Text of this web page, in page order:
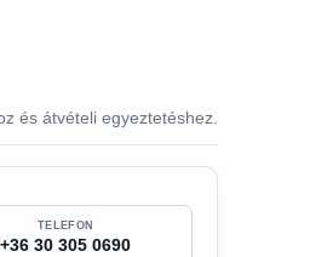
és átvételi egyeztetéshez.
TELEFON
+36 30 305 0690